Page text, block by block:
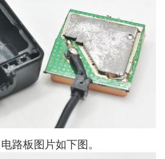
路板图片如下图。